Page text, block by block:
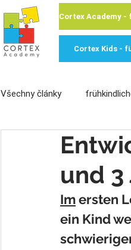
Cortex Kids -
Všechny články
Veröffentlichte Artikel
und 3
Im ersten
ein Kind